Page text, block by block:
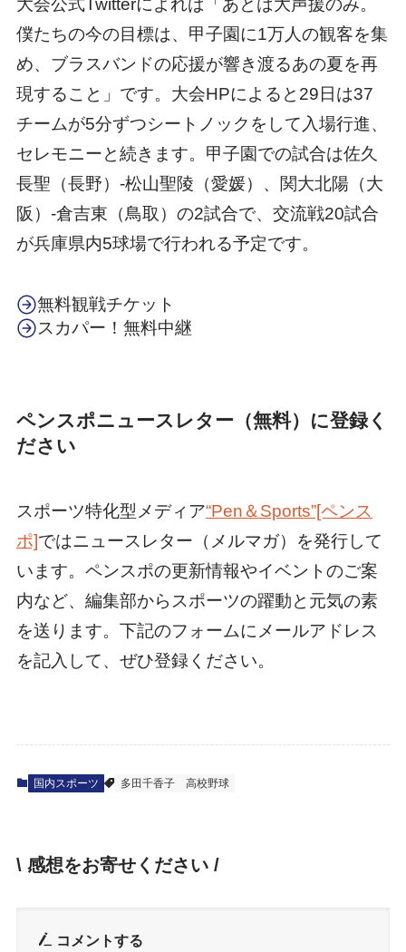
大会公式Twitterによれば「あとは大声援のみ。
僕たちの今の目標は、甲子園に1万人の観客を集
め、ブラスバンドの応援が響き渡るあの夏を再
現すること」です。大会HPによると29日は37
チームが5分ずつシートノックをして入場行進、
セレモニーと続きます。甲子園での試合は佐久
長聖（長野）-松山聖陵（愛媛）、関大北陽（大
阪）‐倉吉東（鳥取）の2試合で、交流戦20試合
が兵庫県内5球場で行われる予定です。
無料観戦チケット
スカパー！無料中継
ペンスポニュースレター（無料）に登録く
ださい
スポーツ特化型メディア“Pen＆Sports”[ペンス
ポ]ではニュースレター（メルマガ）を発行して
います。ペンスポの更新情報やイベントのご案
内など、編集部からスポーツの躍動と元気の素
を送ります。下記のフォームにメールアドレス
を記入して、ぜひ登録ください。
国内スポーツ 多田千香子 高校野球
\ 感想をお寄せください /
コメントする